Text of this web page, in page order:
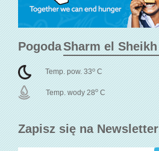
Zapisz się na Newsletter
Pogoda
Temp. pow. 33o C
Temp. wody 28o C